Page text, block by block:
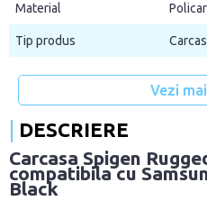
Material
Tip produs
Vezi
DESCRIERE
Carcasa Spigen
compatibila cu
Black